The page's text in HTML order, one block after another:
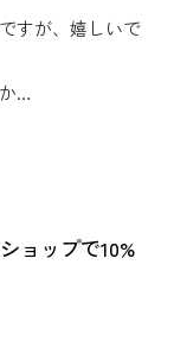
すが、嬉しいで
…
ョップで10%